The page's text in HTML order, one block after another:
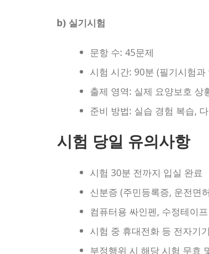
b) 실기시험
문항 수: 45문제
시험 시간: 90분 (필기시험과
출제 영역: 실제 요양보호 상
준비 방법: 실습 경험 복습,
시험 당일 유의사항
시험 30분 전까지 입실 완료
신분증 (주민등록증, 운전면
컴퓨터용 싸인펜, 수정테이
시험 중 휴대전화 등 전자기
부정행위 시 해당 시험 무효